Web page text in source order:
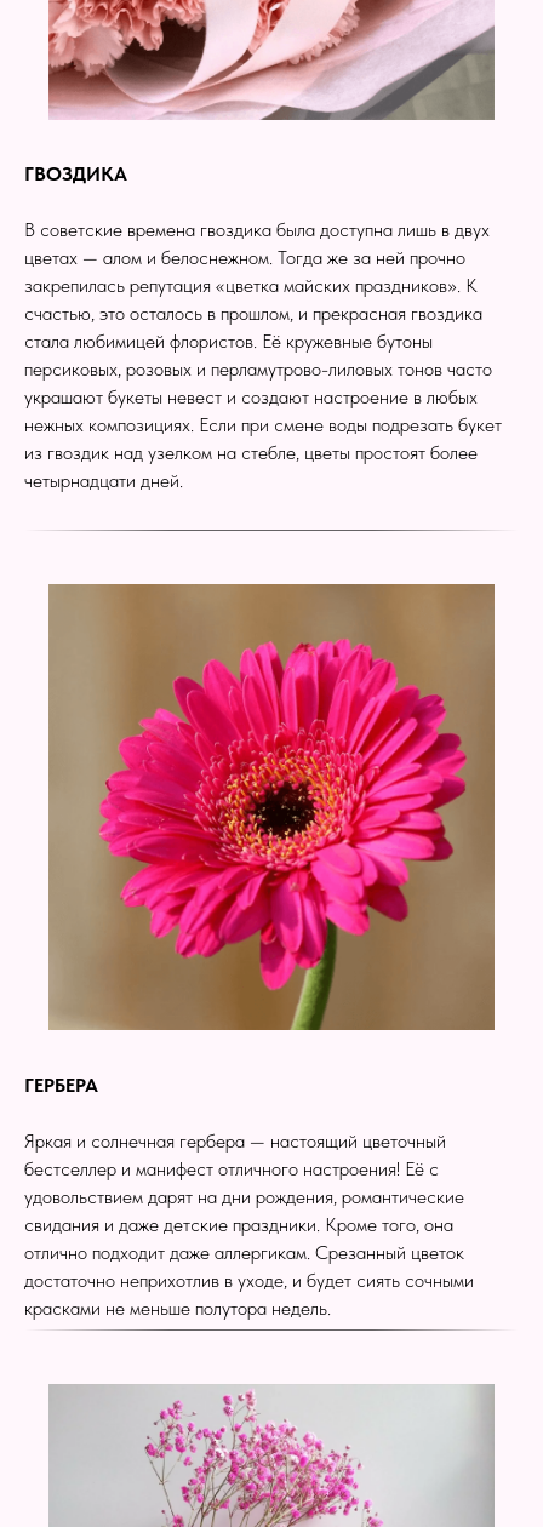
ГВОЗДИКА
В советские времена гвоздика была доступна лишь в двух
цветах — алом и белоснежном. Тогда же за ней прочно
закрепилась репутация «цветка майских праздников». К
счастью, это осталось в прошлом, и прекрасная гвоздика
стала любимицей флористов. Её кружевные бутоны
персиковых, розовых и перламутрово-лиловых тонов часто
украшают букеты невест и создают настроение в любых
нежных композициях. Если при смене воды подрезать букет
из гвоздик над узелком на стебле, цветы простоят более
четырнадцати дней.
ГЕРБЕРА
Яркая и солнечная гербера — настоящий цветочный
бестселлер и манифест отличного настроения! Её с
удовольствием дарят на дни рождения, романтические
свидания и даже детские праздники. Кроме того, она
отлично подходит даже аллергикам. Срезанный цветок
достаточно неприхотлив в уходе, и будет сиять сочными
красками не меньше полутора недель.